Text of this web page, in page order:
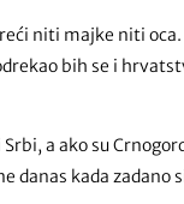
niti majke niti oca.
bih se i
a ako su
danas kada zadano